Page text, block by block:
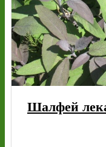
Шалфей